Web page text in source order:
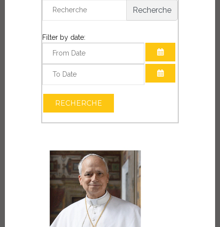
Recherche
Filter by date:
OUVRIR LE
RECHERCHE